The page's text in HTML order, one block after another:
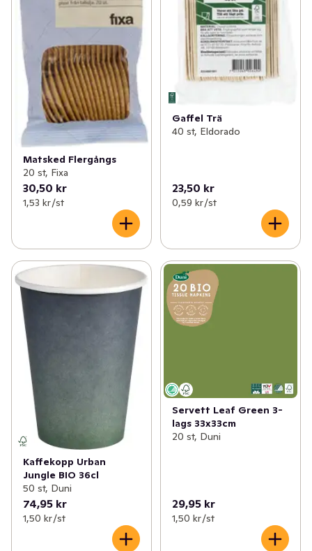
Matsked Flergångs
20 st, Fixa
30,50 kr
1,53 kr /st
Gaffel Trä
40 st, Eldorado
23,50 kr
0,59 kr /st
Kaffekopp Urban
Jungle BIO 36cl
50 st, Duni
74,95 kr
1,50 kr /st
Servett Leaf Green 3-
lags 33x33cm
20 st, Duni
29,95 kr
1,50 kr /st